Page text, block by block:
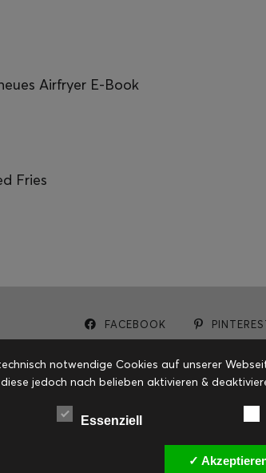
Airfryer E-Book
Fries
FACEBOOK
notwendige Cookies auf unserer
jedoch nach belieben aktivieren &
Essenziell
✓